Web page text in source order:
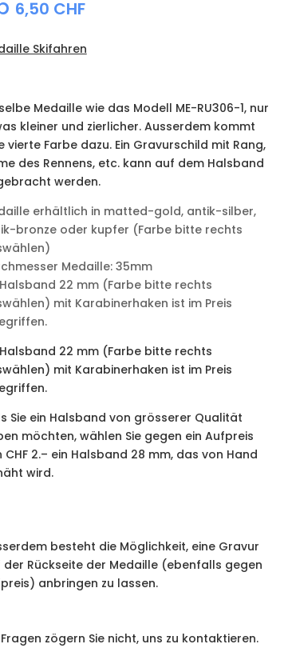
6,50 CHF
Skifahren
Medaille wie das Modell ME-RU306-1, nur
kleiner und zierlicher. Ausserdem kommt
vierte Farbe dazu. Ein Gravurschild mit Rang,
des Rennens, etc. kann auf dem Halsband
werden.
erhältlich in matted-gold, antik-silber,
bronze oder kupfer (Farbe bitte rechts
Medaille: 35mm
Halsband 22 mm (Farbe bitte rechts
mit Karabinerhaken ist im Preis
Halsband 22 mm (Farbe bitte rechts
mit Karabinerhaken ist im Preis
Sie ein Halsband von grösserer Qualität
möchten, wählen Sie gegen ein Aufpreis
CHF 2.– ein Halsband 28 mm, das von Hand
wird.
besteht die Möglichkeit, eine Gravur
der Rückseite der Medaille (ebenfalls gegen
anbringen zu lassen.
Fragen zögern Sie nicht, uns zu kontaktieren.